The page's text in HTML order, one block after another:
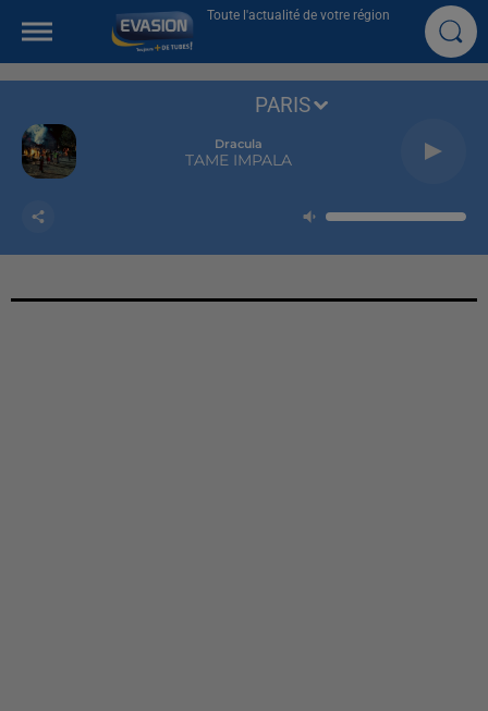
Toute l'actualité de votre région
Dracula
TAME IMPALA
PARIS